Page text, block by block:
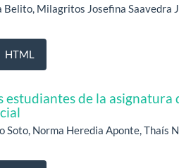
Milagritos Josefina Saavedra
HTML
estudiantes de la asignatura
Soto, Norma Heredia Aponte, Thaís